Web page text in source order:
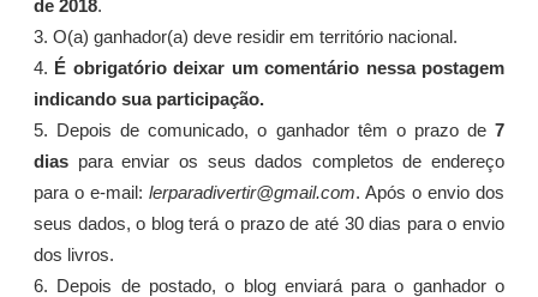
de 2018.
3. O(a) ganhador(a) deve residir em território nacional.
4. É obrigatório deixar um comentário nessa postagem
indicando sua participação.
5. Depois de comunicado, o ganhador têm o prazo de 7
dias para enviar os seus dados completos de endereço
para o e-mail: lerparadivertir@gmail.com. Após o envio dos
seus dados, o blog terá o prazo de até 30 dias para o envio
dos livros.
6. Depois de postado, o blog enviará para o ganhador o